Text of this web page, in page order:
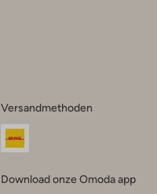
Versandmethoden
Download onze Omoda app